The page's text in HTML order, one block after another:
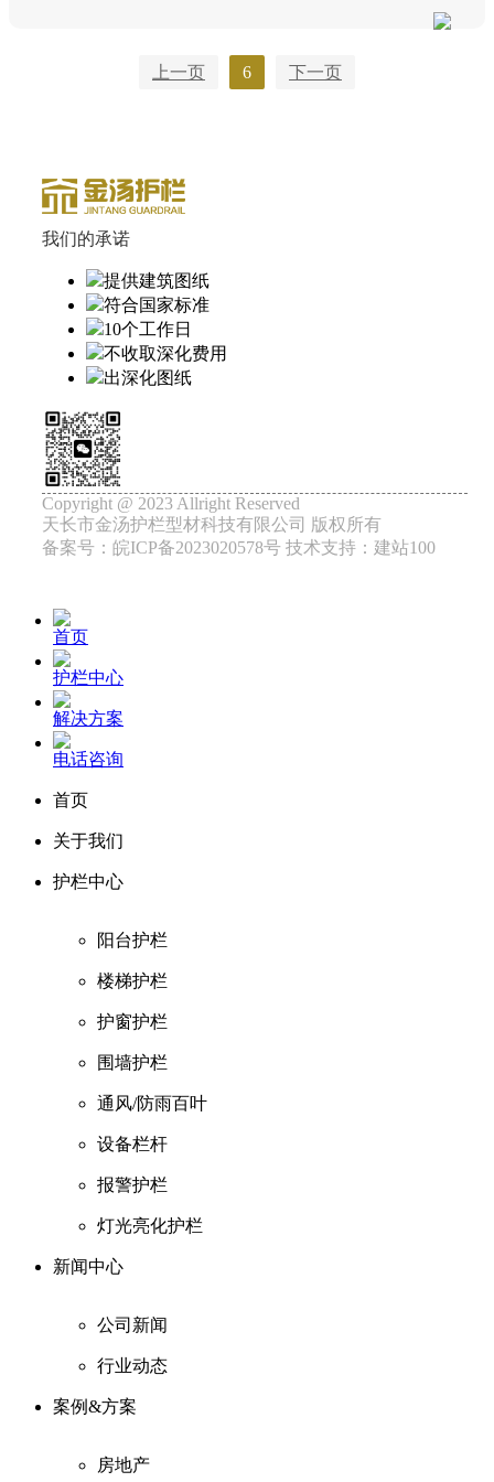
上一页 6 下一页
我们的承诺
提供建筑图纸
符合国家标准
10个工作日
不收取深化费用
出深化图纸
Copyright @ 2023 Allright Reserved
天长市金汤护栏型材科技有限公司 版权所有
备案号：皖ICP备2023020578号 技术支持：建站100
首页
护栏中心
解决方案
电话咨询
首页
关于我们
护栏中心
阳台护栏
楼梯护栏
护窗护栏
围墙护栏
通风/防雨百叶
设备栏杆
报警护栏
灯光亮化护栏
新闻中心
公司新闻
行业动态
案例&方案
房地产